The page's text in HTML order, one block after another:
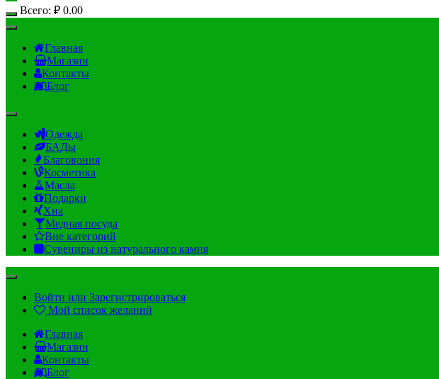
Всего: ₽ 0.00
Главная
Магазин
Контакты
Блог
Одежда
БАДы
Благовония
Косметика
Масла
Подарки
Хна
Медная посуда
Вне категорий
Сувениры из натурального камня
Войти или Зарегистрироваться
Мой список желаний
Главная
Магазин
Контакты
Блог